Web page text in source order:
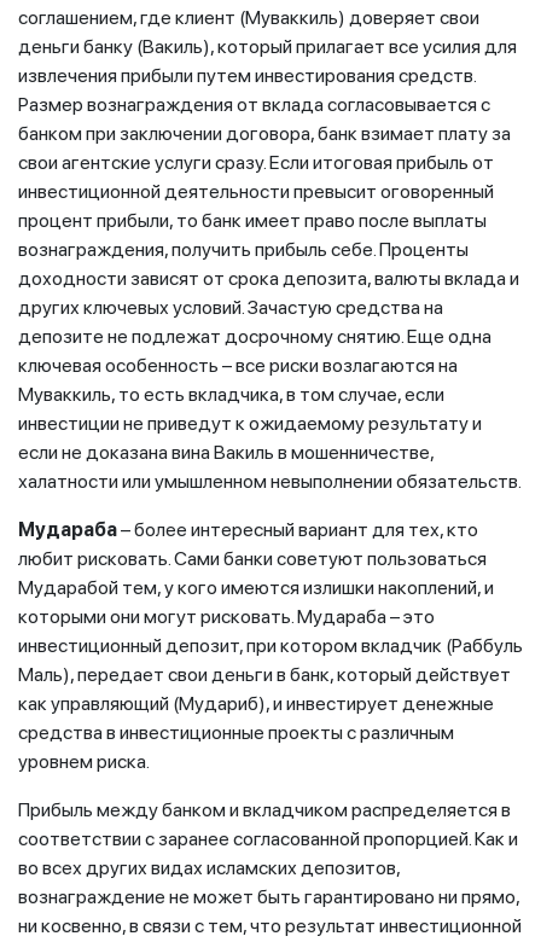
соглашением, где клиент (Муваккиль) доверяет свои
деньги банку (Вакиль), который прилагает все усилия для
извлечения прибыли путем инвестирования средств.
Размер вознаграждения от вклада согласовывается с
банком при заключении договора, банк взимает плату за
свои агентские услуги сразу. Если итоговая прибыль от
инвестиционной деятельности превысит оговоренный
процент прибыли, то банк имеет право после выплаты
вознаграждения, получить прибыль себе. Проценты
доходности зависят от срока депозита, валюты вклада и
других ключевых условий. Зачастую средства на
депозите не подлежат досрочному снятию. Еще одна
ключевая особенность – все риски возлагаются на
Муваккиль, то есть вкладчика, в том случае, если
инвестиции не приведут к ожидаемому результату и
если не доказана вина Вакиль в мошенничестве,
халатности или умышленном невыполнении обязательств.
Мудараба– более интересный вариант для тех, кто
любит рисковать. Сами банки советуют пользоваться
Мударабой тем, у кого имеются излишки накоплений, и
которыми они могут рисковать. Мудараба – это
инвестиционный депозит, при котором вкладчик (Раббуль
Маль), передает свои деньги в банк, который действует
как управляющий (Мудариб), и инвестирует денежные
средства в инвестиционные проекты с различным
уровнем риска.
Прибыль между банком и вкладчиком распределяется в
соответствии с заранее согласованной пропорцией. Как и
во всех других видах исламских депозитов,
вознаграждение не может быть гарантировано ни прямо,
ни косвенно, в связи с тем, что результат инвестиционной